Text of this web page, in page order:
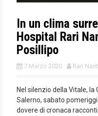
In un clima
Hospital Rari
Posillipo
7 Marzo 2020 Rari
Nel silenzio della Vitale,
Salerno, sabato
dovere di cronaca